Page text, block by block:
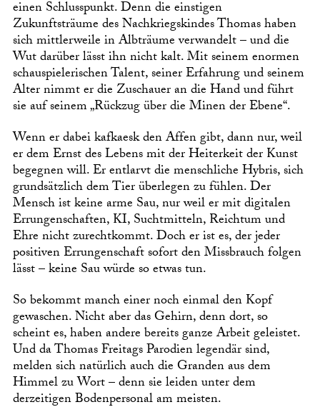
einen Schlusspunkt. Denn die einstigen
Zukunftsträume des Nachkriegskindes Thomas haben
sich mittlerweile in Albträume verwandelt – und die
Wut darüber lässt ihn nicht kalt. Mit seinem enormen
schauspielerischen Talent, seiner Erfahrung und seinem
Alter nimmt er die Zuschauer an die Hand und führt
sie auf seinem „Rückzug über die Minen der Ebene“.
Wenn er dabei kafkaesk den Affen gibt, dann nur, weil
er dem Ernst des Lebens mit der Heiterkeit der Kunst
begegnen will. Er entlarvt die menschliche Hybris, sich
grundsätzlich dem Tier überlegen zu fühlen. Der
Mensch ist keine arme Sau, nur weil er mit digitalen
Errungenschaften, KI, Suchtmitteln, Reichtum und
Ehre nicht zurechtkommt. Doch er ist es, der jeder
positiven Errungenschaft sofort den Missbrauch folgen
lässt – keine Sau würde so etwas tun.
So bekommt manch einer noch einmal den Kopf
gewaschen. Nicht aber das Gehirn, denn dort, so
scheint es, haben andere bereits ganze Arbeit geleistet.
Und da Thomas Freitags Parodien legendär sind,
melden sich natürlich auch die Granden aus dem
Himmel zu Wort – denn sie leiden unter dem
derzeitigen Bodenpersonal am meisten.